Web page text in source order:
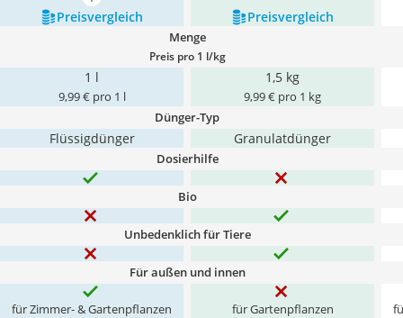
Preis­vergleich
Preis­vergleich
Menge
Preis pro 1 l/kg
1 l
9,99 € pro 1 l
1,5 kg
9,99 € pro 1 kg
Dünger-Typ
Flüssigdünger Granulatdünger
Dosierhilfe
Bio
Unbedenklich für Tiere
Für außen und innen
für Zimmer- & Gartenpflanzen für Gartenpflanzen